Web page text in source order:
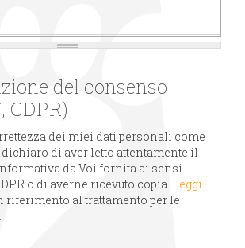
del consenso
GDPR)
dei miei dati personali come
di aver letto attentamente il
da Voi fornita ai sensi
o di averne ricevuto copia. Leggi
riferimento al trattamento per le